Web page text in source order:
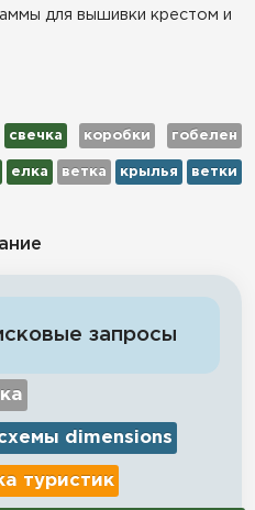
для вышивки крестом и
свечка коробки гобелен
елка ветка крылья ветки
запросы
dimensions
туристик